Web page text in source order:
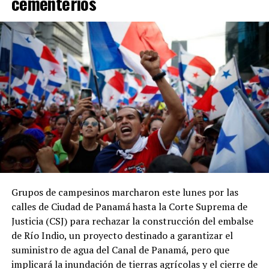
Asimismo, entre 2023 y 2024 la recaudación tributaria
panameña disminuyó de 11.9 % a 11.3 % del PIB, en
contraste con el incremento de 0.2 puntos
porcentuales registrado por el promedio regional.
Los datos coinciden con las estadísticas del Ministerio
de Economía y Finanzas (MEF), que muestran una
tendencia descendente en los ingresos del Gobierno
Central. La relación entre los ingresos tributarios y el
PIB pasó de 13 % en 2012 a 7.1 % en 2025, mientras que
los ingresos totales del Gobierno Central disminuyeron
Especialistas consultados atribuyen este desempeño a la
amplia cantidad de incentivos y exoneraciones fiscales
vigentes en el país.
Grupos de campesinos marcharon este lunes por las
calles de Ciudad de Panamá hasta la Corte Suprema de
Justicia (CSJ) para rechazar la construcción del embalse
de Río Indio, un proyecto destinado a garantizar el
suministro de agua del Canal de Panamá, pero que
implicará la inundación de tierras agrícolas y el cierre de